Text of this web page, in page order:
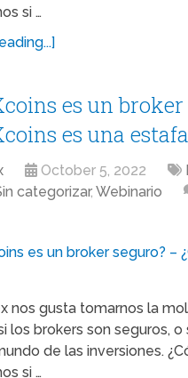
si …
es un broker
es una
October 5, 2022
categorizar, Webinario
nos gusta tomarnos la
los brokers son seguros,
de las inversiones.
si …